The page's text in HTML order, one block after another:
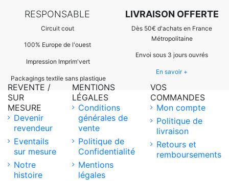
RESPONSABLE
Circuit cout
100% Europe de l'ouest
Impression Imprim'vert
Packagings textile sans plastique
LIVRAISON OFFERTE
Dès 50€ d'achats en France
Métropolitaine
Envoi sous 3 jours ouvrés
En savoir +
REVENTE /
SUR
MESURE
Devenir
revendeur
Eventails
sur mesure
Notre
histoire
MENTIONS
LÉGALES
Conditions
générales de
vente
Politique de
Confidentialité
Mentions
légales
VOS
COMMANDES
Mon compte
Politique de
livraison
Retours et
remboursements